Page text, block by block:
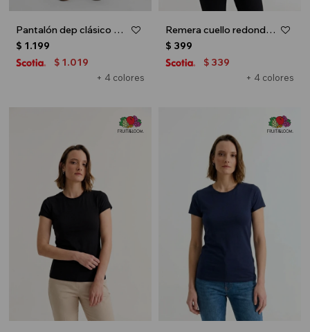
Pantalón dep clásico c/puños elásticos - UNISEX - Negro
+ 4 colores
$ 1.199
$ 1.019
Remera cuello redondo ICONIC 150 - Blanco
+ 4 colores
$ 399
$ 339